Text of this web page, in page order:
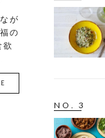
が
の
NO. 3